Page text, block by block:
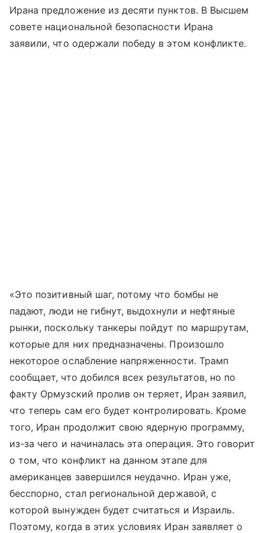
Ирана предложение из десяти пунктов. В Высшем
совете национальной безопасности Ирана
заявили, что одержали победу в этом конфликте.
«Это позитивный шаг, потому что бомбы не
падают, люди не гибнут, выдохнули и нефтяные
рынки, поскольку танкеры пойдут по маршрутам,
которые для них предназначены. Произошло
некоторое ослабление напряженности. Трамп
сообщает, что добился всех результатов, но по
факту Ормузский пролив он теряет, Иран заявил,
что теперь сам его будет контролировать. Кроме
того, Иран продолжит свою ядерную программу,
из-за чего и начиналась эта операция. Это говорит
о том, что конфликт на данном этапе для
американцев завершился неудачно. Иран уже,
бесспорно, стал региональной державой, с
которой вынужден будет считаться и Израиль.
Поэтому, когда в этих условиях Иран заявляет о